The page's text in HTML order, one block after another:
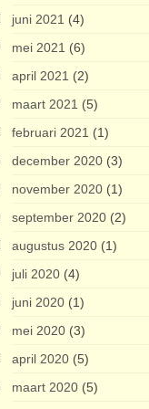
juni 2021 (4)
mei 2021 (6)
april 2021 (2)
maart 2021 (5)
februari 2021 (1)
december 2020(3)
november 2020(1)
september 2020(2)
augustus 2020(1)
juli 2020(4)
juni 2020(1)
mei 2020(3)
april 2020(5)
maart 2020(5)